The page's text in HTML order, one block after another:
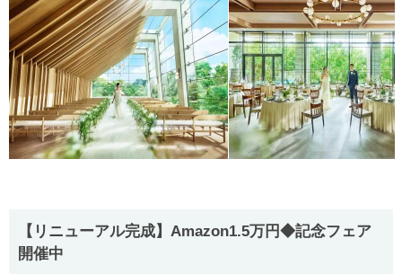
【リニューアル完成】Amazon1.5万円◆記念フェア
開催中